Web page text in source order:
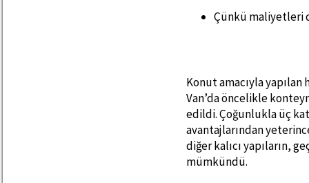
Çünkü maliyetleri
Konut amacıyla yapılan
Van’da öncelikle
edildi. Çoğunlukla üç
avantajlarından
diğer kalıcı yapıların,
mümkündü.